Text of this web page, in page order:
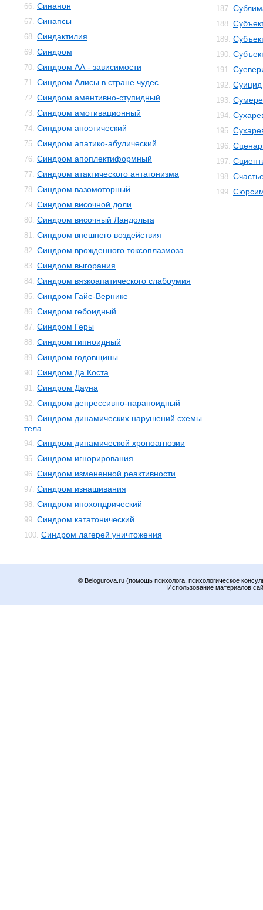
66. Синанон
67. Синапсы
68. Синдактилия
69. Синдром
70. Синдром АА - зависимости
71. Синдром Алисы в стране чудес
72. Синдром аментивно-ступидный
73. Синдром амотивационный
74. Синдром аноэтический
75. Синдром апатико-абулический
76. Синдром апоплектиформный
77. Синдром атактического антагонизма
78. Синдром вазомоторный
79. Синдром височной доли
80. Синдром височный Ландольта
81. Синдром внешнего воздействия
82. Синдром врожденного токсоплазмоза
83. Синдром выгорания
84. Синдром вязкоапатического слабоумия
85. Синдром Гайе-Вернике
86. Синдром гебоидный
87. Синдром Геры
88. Синдром гипноидный
89. Синдром годовщины
90. Синдром Да Коста
91. Синдром Дауна
92. Синдром депрессивно-параноидный
93. Синдром динамических нарушений схемы
тела
94. Синдром динамической хроноагнозии
95. Синдром игнорирования
96. Синдром измененной реактивности
97. Синдром изнашивания
98. Синдром ипохондрический
99. Синдром кататонический
100. Синдром лагерей уничтожения
187.
188.
189.
190.
191.
192. Суицид
193.
194.
195.
196.
197.
198.
199.
© Belogurova.ru (помощь психолога, психологическое
Использование материалов